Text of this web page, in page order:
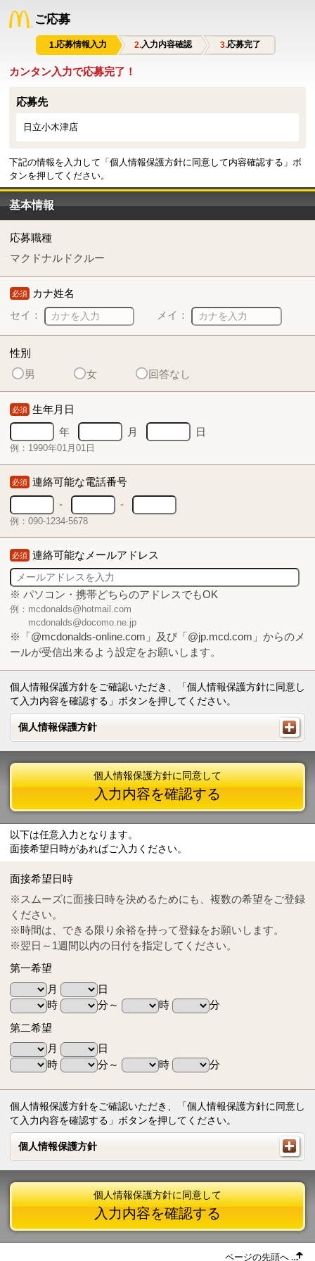
ご応募
応募情報入力 入力内容確認 応募完了
カンタン入力で応募完了！
応募先
日立小木津店
下記の情報を入力して「個人情報保護方針に同意して内容確認する」ボ
タンを押してください。
基本情報
応募職種
マクドナルドクルー
必須 カナ姓名
セイ：
メイ：
性別
男
女 回答なし
必須 生年月日
年
月 日
例：1990年01月01日
必須 連絡可能な電話番号
-
-
例：090-1234-5678
必須 連絡可能なメールアドレス
※ パソコン・携帯どちらのアドレスでもOK
例：mcdonalds@hotmail.com
mcdonalds@docomo.ne.jp
※「@mcdonalds-online.com」及び「@jp.mcd.com」からのメ
ールが受信出来るよう設定をお願いします。
個人情報保護方針をご確認いただき、「個人情報保護方針に同意し
て入力内容を確認する」ボタンを押してください。
個人情報保護方針
個人情報保護方針
Tel
0570-55-0314
個人情報保護方針に同意して
入力内容を確認する
以下は任意入力となります。
面接希望日時があればご入力ください。
面接希望日時
※スムーズに面接日時を決めるためにも、複数の希望をご登録
ください。
※時間は、できる限り余裕を持って登録をお願いします。
※翌日～1週間以内の日付を指定してください。
第一希望
月
日
時
分～ 時
分
第二希望
月
日
時
分～ 時 分
個人情報保護方針をご確認いただき、「個人情報保護方針に同意し
て入力内容を確認する」ボタンを押してください。
個人情報保護方針
個人情報保護方針
個人情報保護方針に同意して
入力内容を確認する
ページの先頭へ